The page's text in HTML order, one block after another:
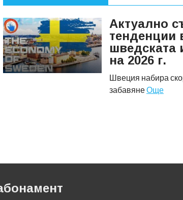
Актуално
тенденции
шведската
на 2026 г.
Швеция набира
забавянеОще